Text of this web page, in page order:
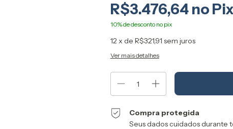
R$3.476,64
12x de R$321,91 sem juros
Ver mais detalhes
Compra protegida
Seus dados cuidados durante